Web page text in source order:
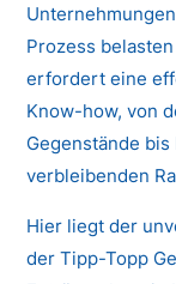
Prozess
erfordert eine
Know-how, von
Gegenstände
verbleibenden
Hier liegt der
der Tipp-Topp